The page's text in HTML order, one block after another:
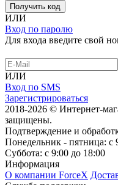
Получить код
ИЛИ
Вход по паролю
Для входа введите свой
ИЛИ
Вход по SMS
Зарегистрироваться
2018-2026 © Интернет-
защищены.
Подтверждение и
Понедельник - пятница: с
Суббота: с 9:00 до 18:00
Информация
О компании ForceX